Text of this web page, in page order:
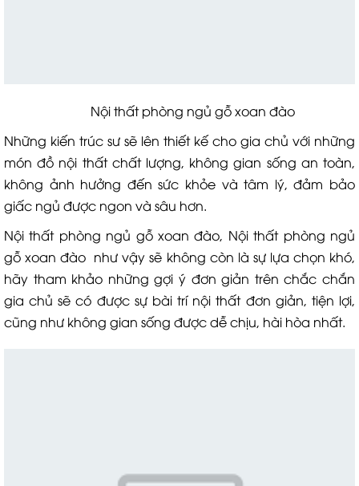
Nội thất phòng ngủ gỗ xoan đào
Những kiến trúc sư sẽ lên thiết kế cho gia chủ với những
món đồ nội thất chất lượng, không gian sống an toàn,
không ảnh hưởng đến sức khỏe và tâm lý, đảm bảo
giấc ngủ được ngon và sâu hơn.
Nội thất phòng ngủ gỗ xoan đào, Nội thất phòng ngủ
gỗ xoan đào như vậy sẽ không còn là sự lựa chọn khó,
hãy tham khảo những gợi ý đơn giản trên chắc chắn
gia chủ sẽ có được sự bài trí nội thất đơn giản, tiện lợi,
cũng như không gian sống được dễ chịu, hài hòa nhất.